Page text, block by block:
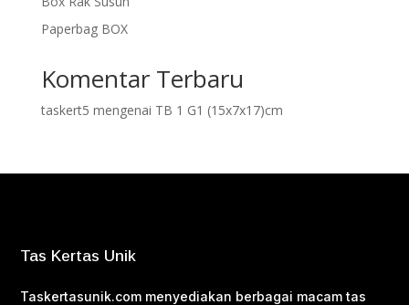
Paperbag BOX
Komentar Terbaru
taskert5 mengenai TB 1 G1 (15x7x17)cm
Tas Kertas Unik
Taskertasunik.com menyediakan berbagai macam tas